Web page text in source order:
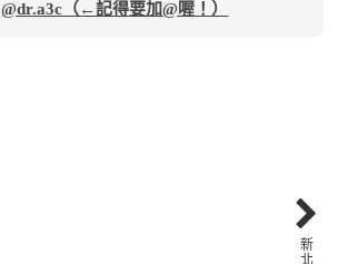
@dr.a3c（←記得要加@喔！）
新
北